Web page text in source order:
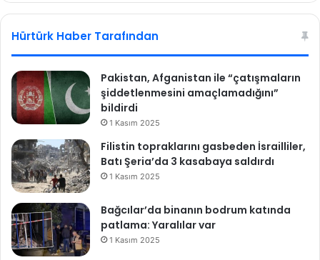
sit bo
Hürtürk Haber Tarafından
Pakistan, Afganistan ile “çatışmaların
şiddetlenmesini amaçlamadığını”
bildirdi
1 Kasım 2025
Filistin topraklarını gasbeden İsrailliler,
Batı Şeria’da 3 kasabaya saldırdı
1 Kasım 2025
Bağcılar’da binanın bodrum katında
patlama: Yaralılar var
1 Kasım 2025